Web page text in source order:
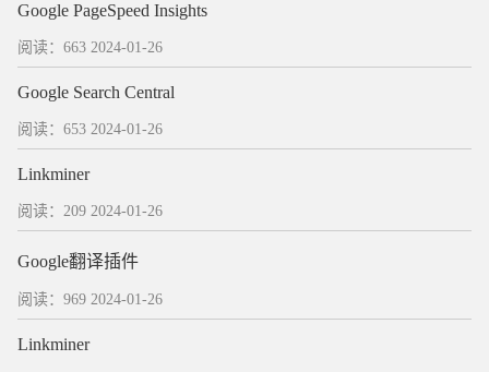
Google PageSpeed Insights
阅读：663 2024-01-26
Google Search Central
阅读：653 2024-01-26
Linkminer
阅读：209 2024-01-26
Google翻译插件
阅读：969 2024-01-26
Linkminer